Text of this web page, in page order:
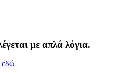
με απλά λόγια.
εδώ